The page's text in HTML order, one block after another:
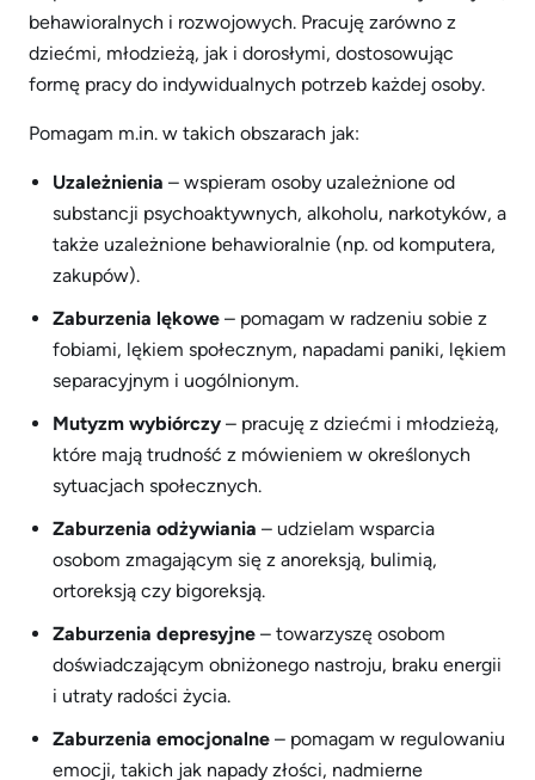
behawioralnych i rozwojowych. Pracuję zarówno z
dziećmi, młodzieżą, jak i dorosłymi, dostosowując
formę pracy do indywidualnych potrzeb każdej osoby.
Pomagam m.in. w takich obszarach jak:
Uzależnienia – wspieram osoby uzależnione od
substancji psychoaktywnych, alkoholu, narkotyków, a
także uzależnione behawioralnie (np. od komputera,
zakupów).
Zaburzenia lękowe – pomagam w radzeniu sobie z
fobiami, lękiem społecznym, napadami paniki, lękiem
separacyjnym i uogólnionym.
Mutyzm wybiórczy – pracuję z dziećmi i młodzieżą,
które mają trudność z mówieniem w określonych
sytuacjach społecznych.
Zaburzenia odżywiania – udzielam wsparcia
osobom zmagającym się z anoreksją, bulimią,
ortoreksją czy bigoreksją.
Zaburzenia depresyjne – towarzyszę osobom
doświadczającym obniżonego nastroju, braku energii
i utraty radości życia.
Zaburzenia emocjonalne – pomagam w regulowaniu
emocji, takich jak napady złości, nadmierne